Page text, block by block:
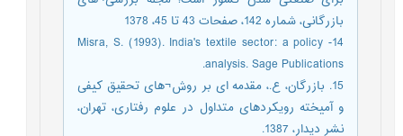
بازرگانی، شماره 142، صفحات 43 تا 45، 1378
14- Misra, S. (1993). India's textile sector: a policy
analysis. Sage Publications.
15. بازرگان، ع.، مقدمه ای بر روش¬های تحقیق کیفی
و آمیخته رویکردهای متداول در علوم رفتاری، تهران،
نشر دیدار، 1387.